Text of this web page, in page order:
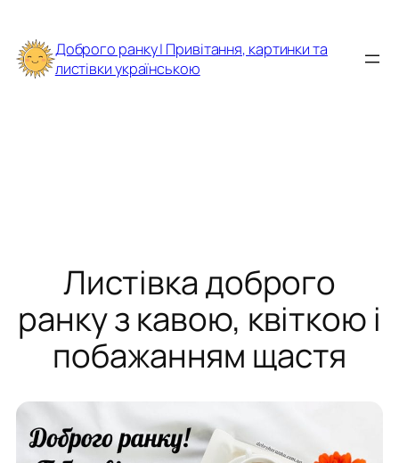
до
вмісту
Доброго ранку | Привітання, картинки та
листівки українською
Листівка доброго
ранку з кавою, квіткою і
побажанням щастя